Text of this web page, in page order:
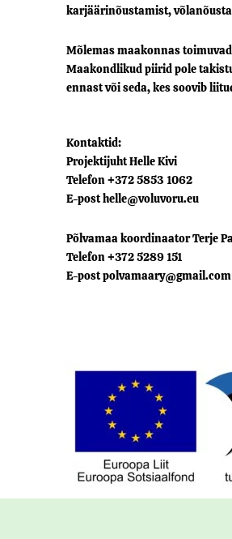
karjäärinõustamist,
Mõlemas maakonnas
Maakondlikud piirid pole
ennast või seda, kes soovib
Kontaktid:
Projektijuht Helle Kivi
Telefon +372 5853 1062
E-post helle@voluvoru.eu
Põlvamaa koordinaator Terje
Telefon +372 5289 151
E-post polvamaary@gmail.com